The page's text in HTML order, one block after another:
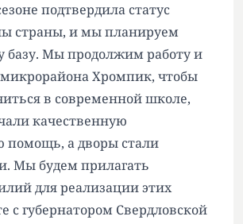
подтвердила статус
страны, и мы планируем
базу. Мы продолжим работу и
Хромпик, чтобы
в современной школе,
качественную
помощь, а дворы стали
Мы будем прилагать
для реализации этих
с губернатором Свердловской